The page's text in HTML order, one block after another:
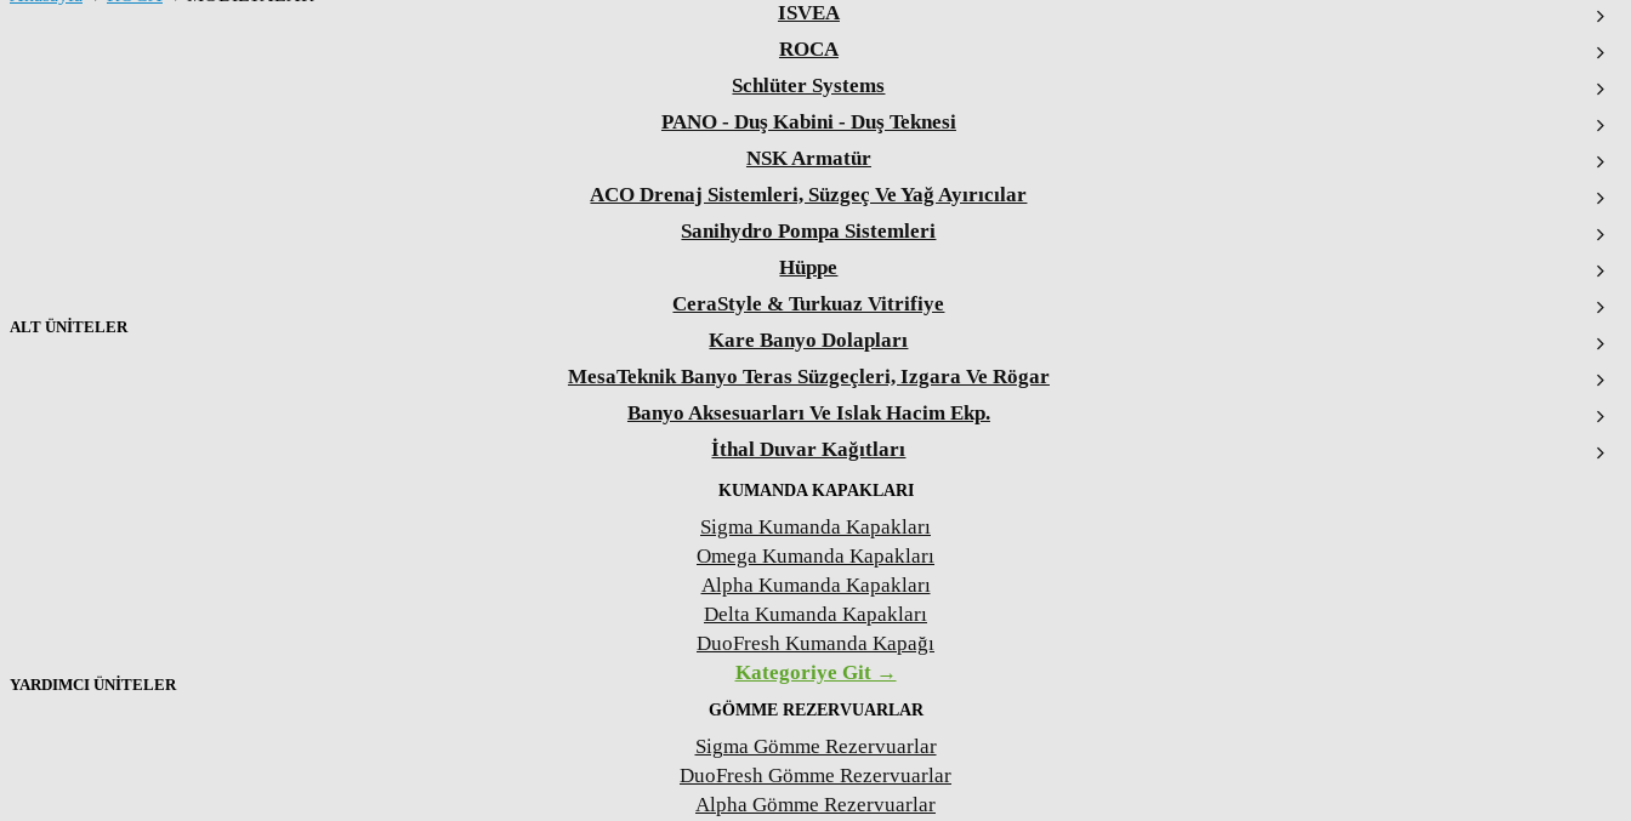
ISVEA
ROCA
Schlüter Systems
PANO - Duş Kabini - Duş Teknesi
NSK Armatür
ACO Drenaj Sistemleri, Süzgeç Ve Yağ Ayırıcılar
Sanihydro Pompa Sistemleri
Hüppe
CeraStyle & Turkuaz Vitrifiye
Kare Banyo Dolapları
MesaTeknik Banyo Teras Süzgeçleri, Izgara Ve Rögar
Banyo Aksesuarları Ve Islak Hacim Ekp.
İthal Duvar Kağıtları
KUMANDA KAPAKLARI
Sigma Kumanda Kapakları
Omega Kumanda Kapakları
Alpha Kumanda Kapakları
Delta Kumanda Kapakları
DuoFresh Kumanda Kapağı
Kategoriye Git →
GÖMME REZERVUARLAR
Sigma Gömme Rezervuarlar
DuoFresh Gömme Rezervuarlar
Alpha Gömme Rezervuarlar
ALT ÜNİTELER
YARDIMCI ÜNİTELER